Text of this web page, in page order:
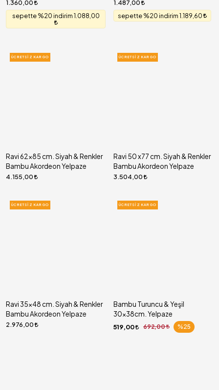
1.360,00
sepette %20 indirim 1.088,00
1.487,00
sepette %20 indirim 1.189,60
ÜCRETSIZ KARGO
Ravi 62x85 cm. Siyah & Renkler
Bambu Akordeon Yelpaze
4.155,00
ÜCRETSIZ KARGO
Ravi 50 x77 cm. Siyah & Renkler
Bambu Akordeon Yelpaze
3.504,00
ÜCRETSIZ KARGO
Ravi 35x48 cm. Siyah & Renkler
Bambu Akordeon Yelpaze
2.976,00
ÜCRETSIZ KARGO
Bambu Turuncu & Yeşil
30x38cm. Yelpaze
519,00 692,00 %25